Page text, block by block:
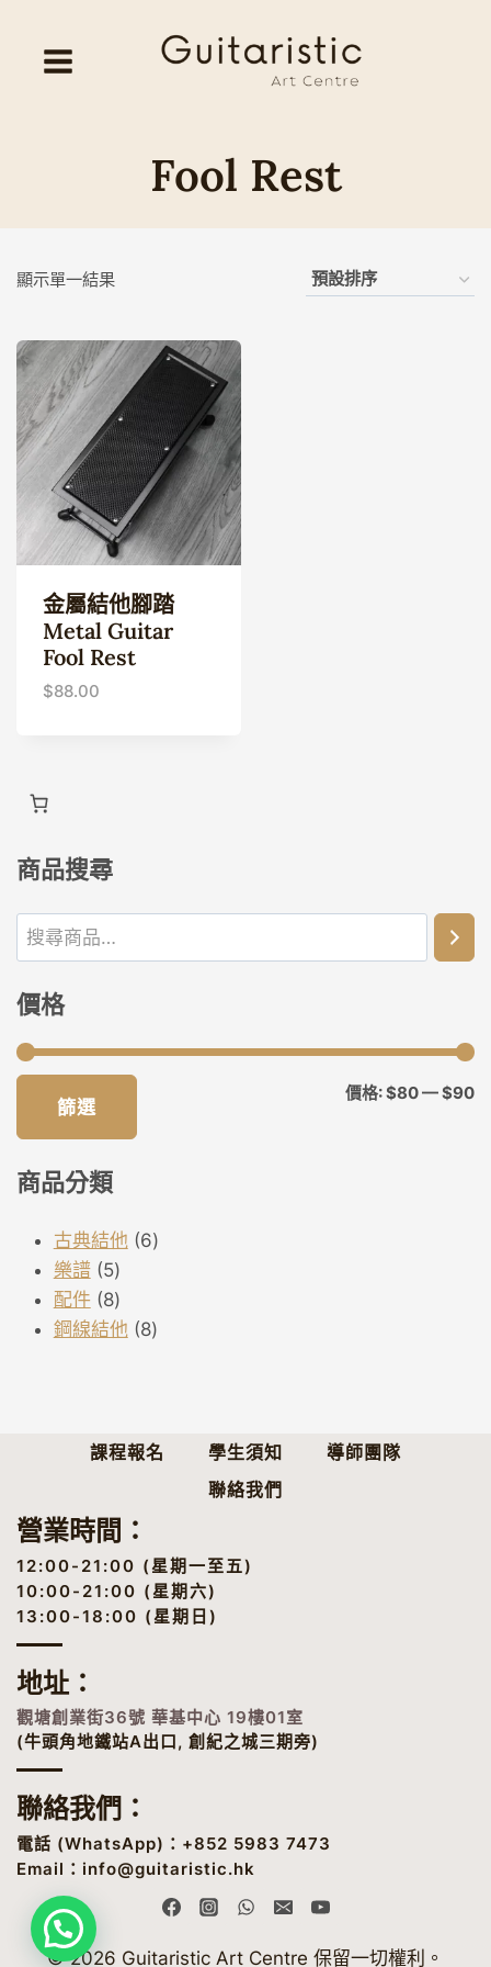
content
Fool Rest
顯示單一結果
金屬結他腳踏
Metal Guitar
Fool Rest
$88.00
商品搜尋
價格
最
最
篩選
價格:$80—$90
商品分類
古典結他 66
品
樂譜 55
個
產
配件 88
個
鋼線結他 88
課程報名
學生須知
導師團隊
聯絡我們
營業時間：
12:00-21:00 (星期一至五)
10:00-21:00 (星期六)
13:00-18:00 (星期日)
地址：
觀塘創業街36號 華基中心 19樓01室
(牛頭角地鐵站A出口, 創紀之城三期旁)
聯絡我們：
電話 (WhatsApp)：+852 5983 7473
Email： info@guitaristic.hk
© 2026 Guitaristic Art Centre 保留一切權利。